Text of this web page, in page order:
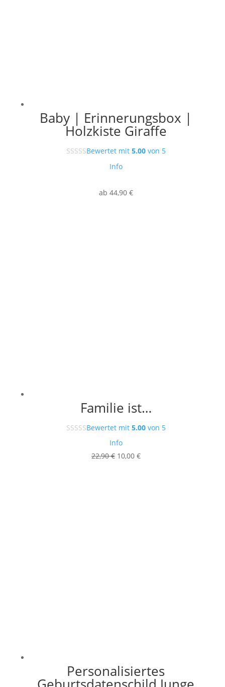
Baby | Erinnerungsbox |
Holzkiste Giraffe
Bewertet mit 5.00von 5
Info
ab 44,90 €
Familie ist…
Bewertet mit 5.00von 5
Info
22,90€ Ursprünglicher
10,00 €Aktueller
Personalisiertes